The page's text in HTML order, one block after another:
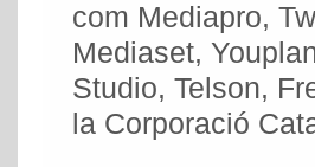
com Mediapro,
Mediaset,
Studio, Telson,
la Corporació